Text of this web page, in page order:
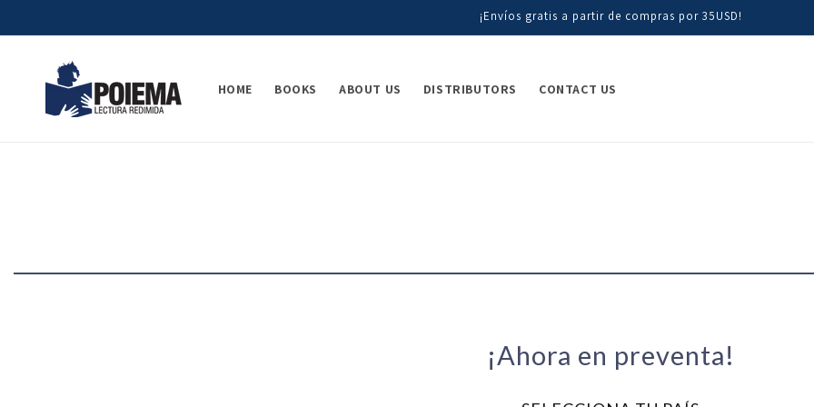
¡Envíos gratis a partir de compras por 35USD!
HOME BOOKS ABOUT US DISTRIBUTORS CONTACT US
¡Ahora en preventa!